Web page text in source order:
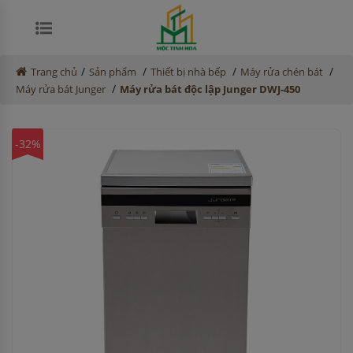
Trang chủ / Sản phẩm / Thiết bị nhà bếp / Máy rửa chén bát /
Máy rửa bát Junger / Máy rửa bát độc lập Junger DWJ-450
-32%